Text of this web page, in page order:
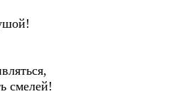
смелей!